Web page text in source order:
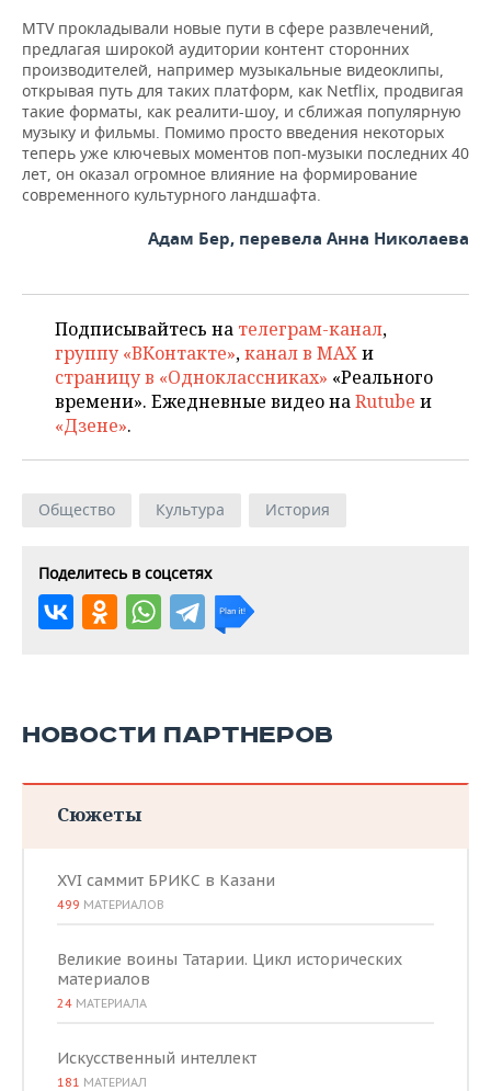
MTV прокладывали новые пути в сфере развлечений,
предлагая широкой аудитории контент сторонних
производителей, например музыкальные видеоклипы,
открывая путь для таких платформ, как Netflix, продвигая
такие форматы, как реалити-шоу, и сближая популярную
музыку и фильмы. Помимо просто введения некоторых
теперь уже ключевых моментов поп-музыки последних 40
лет, он оказал огромное влияние на формирование
современного культурного ландшафта.
Адам Бер, перевела Анна Николаева
Подписывайтесь на телеграм-канал,
группу «ВКонтакте»,канал в MAXи
страницу в «Одноклассниках» «Реального
времени». Ежедневные видео наRutube и
«Дзене».
Общество Культура История
Поделитесь в соцсетях
НОВОСТИ ПАРТНЕРОВ
Сюжеты
XVI саммит БРИКС в Казани
499 МАТЕРИАЛОВ
Великие воины Татарии. Цикл исторических
материалов
24 МАТЕРИАЛА
Искусственный интеллект
181 МАТЕРИАЛ